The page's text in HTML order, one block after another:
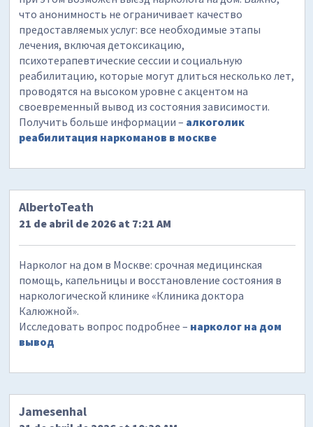
что анонимность не ограничивает качество
предоставляемых услуг: все необходимые этапы
лечения, включая детоксикацию,
психотерапевтические сессии и социальную
реабилитацию, которые могут длиться несколько лет,
проводятся на высоком уровне с акцентом на
своевременный вывод из состояния зависимости.
Получить больше информации – алкоголик
реабилитация наркоманов в москве
AlbertoTeath
21 de abril de 2026 at 7:21 AM
Нарколог на дом в Москве: срочная медицинская
помощь, капельницы и восстановление состояния в
наркологической клинике «Клиника доктора
Калюжной».
Исследовать вопрос подробнее – нарколог на дом
вывод
Jamesenhal